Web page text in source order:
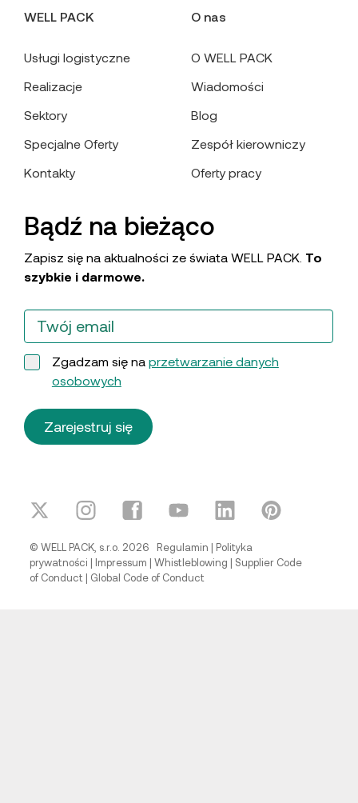
WELL PACK
Usługi logistyczne
Realizacje
Sektory
Specjalne Oferty
Kontakty
O nas
O WELL PACK
Wiadomości
Blog
Zespół kierowniczy
Oferty pracy
Bądź na bieżąco
Zapisz się na aktualności ze świata WELL PACK. To
szybkie i darmowe.
Zgadzam się na przetwarzanie danych
osobowych
Zarejestruj się
© WELL PACK, s.r.o. 2026 Regulamin | Polityka
prywatności | Impressum |Whistleblowing | Supplier Code
of Conduct | Global Code of Conduct